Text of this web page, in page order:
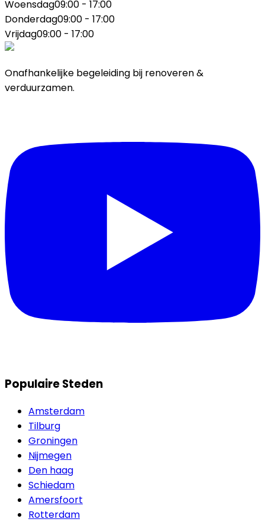
Woensdag09:00 - 17:00
Donderdag09:00 - 17:00
Vrijdag09:00 - 17:00
Onafhankelijke begeleiding bij renoveren &
verduurzamen.
Populaire Steden
Amsterdam
Tilburg
Groningen
Nijmegen
Den haag
Schiedam
Amersfoort
Rotterdam